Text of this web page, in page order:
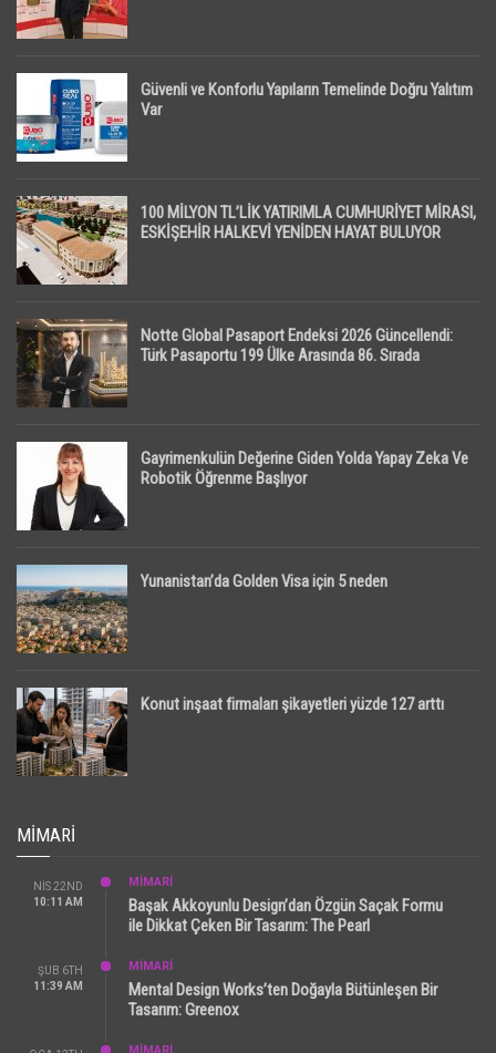
Güvenli ve Konforlu Yapıların Temelinde Doğru Yalıtım
Var
100 MİLYON TL’LİK YATIRIMLA CUMHURİYET MİRASI,
ESKİŞEHİR HALKEVİ YENİDEN HAYAT BULUYOR
Notte Global Pasaport Endeksi 2026 Güncellendi:
Türk Pasaportu 199 Ülke Arasında 86. Sırada
Gayrimenkulün Değerine Giden Yolda Yapay Zeka Ve
Robotik Öğrenme Başlıyor
Yunanistan’da Golden Visa için 5 neden
Konut inşaat firmaları şikayetleri yüzde 127 arttı
MIMARI
NIS 22ND
10:11 AM
MİMARİ
Başak Akkoyunlu Design’dan Özgün Saçak Formu
ile Dikkat Çeken Bir Tasarım: The Pearl
ŞUB 6TH
11:39 AM
MİMARİ
Mental Design Works’ten Doğayla Bütünleşen Bir
Tasarım: Greenox